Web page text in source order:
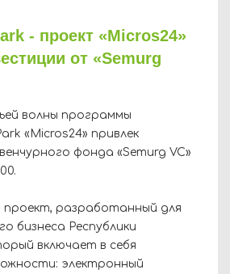
- проект «Micros24»
от «Semurg
волны программы
«Micros24» привлек
фонда «Semurg VC»
проект, разработанный для
бизнеса Республики
включает в себя
электронный